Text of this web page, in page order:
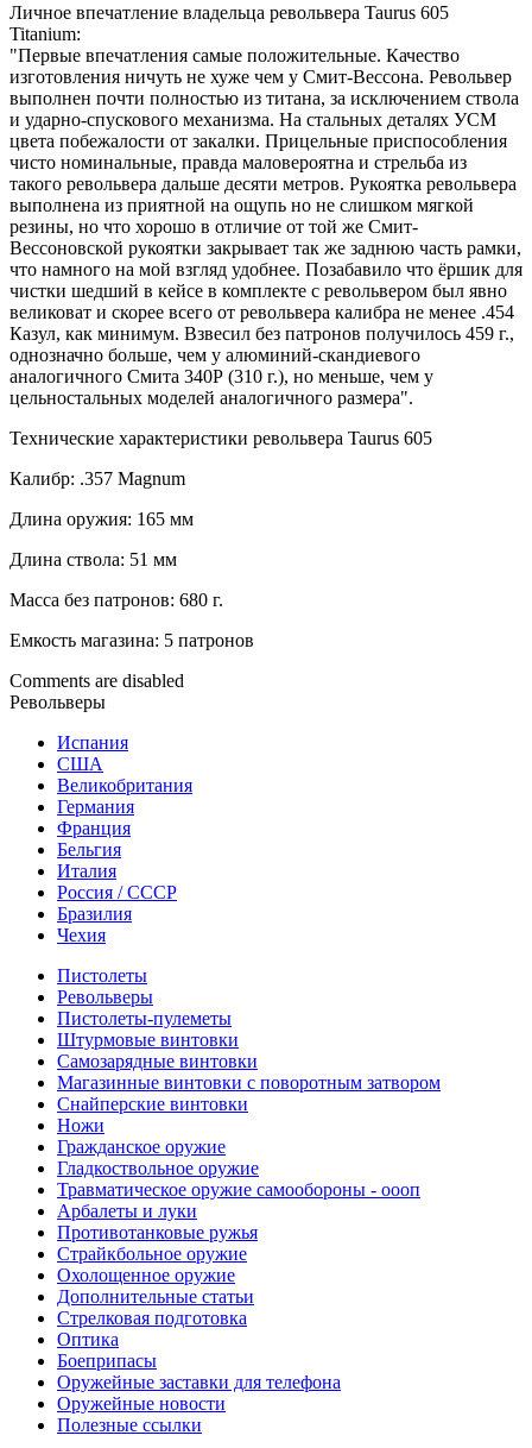
Личное впечатление владельца револьвера Taurus 605
Titanium:
"Первые впечатления самые положительные. Качество
изготовления ничуть не хуже чем у Смит-Вессона. Револьвер
выполнен почти полностью из титана, за исключением ствола
и ударно-спускового механизма. На стальных деталях УСМ
цвета побежалости от закалки. Прицельные приспособления
чисто номинальные, правда маловероятна и стрельба из
такого револьвера дальше десяти метров. Рукоятка револьвера
выполнена из приятной на ощупь но не слишком мягкой
резины, но что хорошо в отличие от той же Смит-
Вессоновской рукоятки закрывает так же заднюю часть рамки,
что намного на мой взгляд удобнее. Позабавило что ёршик для
чистки шедший в кейсе в комплекте с револьвером был явно
великоват и скорее всего от револьвера калибра не менее .454
Казул, как минимум. Взвесил без патронов получилось 459 г.,
однозначно больше, чем у алюминий-скандиевого
аналогичного Смита 340Р (310 г.), но меньше, чем у
цельностальных моделей аналогичного размера".
Технические характеристики револьвера Taurus 605
Калибр: .357 Magnum
Длина оружия: 165 мм
Длина ствола: 51 мм
Масса без патронов: 680 г.
Емкость магазина: 5 патронов
Comments are disabled
Револьверы
Испания
США
Великобритания
Германия
Франция
Бельгия
Италия
Россия / СССР
Бразилия
Чехия
Пистолеты
Револьверы
Пистолеты-пулеметы
Штурмовые винтовки
Самозарядные винтовки
Магазинные винтовки с поворотным затвором
Снайперские винтовки
Ножи
Гражданское оружие
Гладкоствольное оружие
Травматическое оружие самообороны - оооп
Арбалеты и луки
Противотанковые ружья
Страйкбольное оружие
Охолощенное оружие
Дополнительные статьи
Стрелковая подготовка
Оптика
Боеприпасы
Оружейные заставки для телефона
Оружейные новости
Полезные ссылки